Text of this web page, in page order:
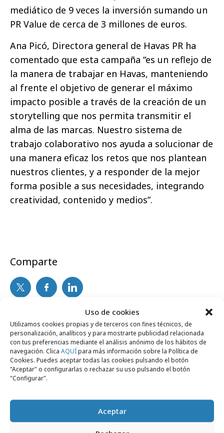
Uso de cookies
Utilizamos cookies propias y de terceros con fines técnicos, de
personalización, analíticos y para mostrarte publicidad relacionada
con tus preferencias mediante el análisis anónimo de los hábitos de
navegación. Clica AQUÍpara más información sobre la Política de
Cookies. Puedes aceptar todas las cookies pulsando el botón
"Aceptar" o configurarlas o rechazar su uso pulsando el botón
"Configurar".
Aceptar
mediático de 9 veces la inversión sumando un
PR Value de cerca de 3 millones de euros.
Ana Picó, Directora general de Havas PR ha
comentado que esta campaña “es un reflejo de
la manera de trabajar en Havas, manteniendo
al frente el objetivo de generar el máximo
impacto posible a través de la creación de un
storytelling que nos permita transmitir el
alma de las marcas. Nuestro sistema de
trabajo colaborativo nos ayuda a solucionar de
una manera eficaz los retos que nos plantean
nuestros clientes, y a responder de la mejor
forma posible a sus necesidades, integrando
creatividad, contenido y medios”.
Comparte
Noticias Relacionadas
Agencias